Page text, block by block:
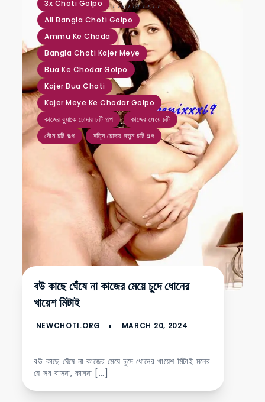
3x Choti Golpo ,
All Bangla Choti Golpo
,
Ammu Ke Choda
,
Bangla Choti Kajer Meye
,
Bua Ke Chodar Golpo
,
Kajer Bua Choti
,
Kajer Meye Ke Chodar Golpo
,
কাজের বুয়াকে চোদার চটি গল্প
,
কাজের মেয়ে চটি
,
যৌন চটি গল্প
,
সত্যি চোদার নতুন চটি গল্প
বউ কাছে ঘেঁষে না কাজের মেয়ে চুদে ধোনের
খায়েশ মিটাই
বউ কাছে ঘেঁষে না কাজের মেয়ে চুদে ধোনের খায়েশ মিটাই মনের
যে সব বাসনা, কামনা […]